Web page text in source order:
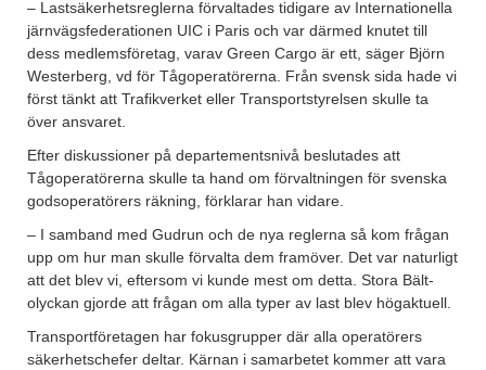
– Lastsäkerhetsreglerna förvaltades tidigare av Internationella
järnvägsfederationen UIC i Paris och var därmed knutet till
dess medlemsföretag, varav Green Cargo är ett, säger Björn
Westerberg, vd för Tågoperatörerna. Från svensk sida hade vi
först tänkt att Trafikverket eller Transportstyrelsen skulle ta
över ansvaret.
Efter diskussioner på departementsnivå beslutades att
Tågoperatörerna skulle ta hand om förvaltningen för svenska
godsoperatörers räkning, förklarar han vidare.
– I samband med Gudrun och de nya reglerna så kom frågan
upp om hur man skulle förvalta dem framöver. Det var naturligt
att det blev vi, eftersom vi kunde mest om detta. Stora Bält-
olyckan gjorde att frågan om alla typer av last blev högaktuell.
Transportföretagen har fokusgrupper där alla operatörers
säkerhetschefer deltar. Kärnan i samarbetet kommer att vara